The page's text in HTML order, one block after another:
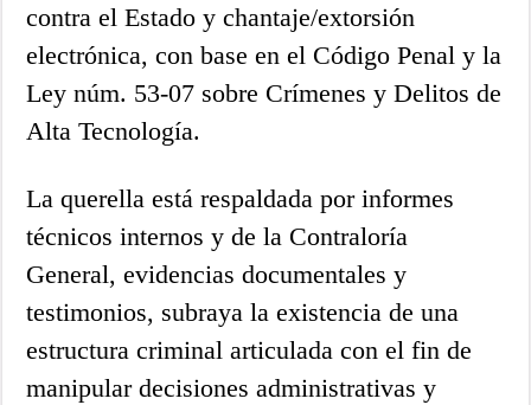
contra el Estado y chantaje/extorsión
electrónica, con base en el Código Penal y la
Ley núm. 53-07 sobre Crímenes y Delitos de
Alta Tecnología.
La querella está respaldada por informes
técnicos internos y de la Contraloría
General, evidencias documentales y
testimonios, subraya la existencia de una
estructura criminal articulada con el fin de
manipular decisiones administrativas y